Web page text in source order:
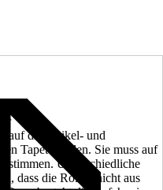
auf die Artikel- und
Tapetenrollen. Sie muss auf
Unterschiedliche
dass die Rollen nicht aus